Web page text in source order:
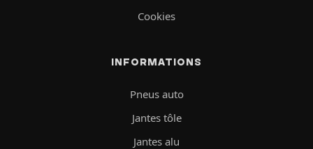
Cookies
INFORMATIONS
Pneus auto
Jantes tôle
Jantes alu